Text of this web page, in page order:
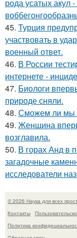
рода усатых акул
45. Турция
участвовать в
военный ответ.
46. В России
интернете -
47. Биологи
природе сняли.
48. Сможем ли мы
49. Женщина
возглавила.
50. В горах Анд в
загадочные
исследователи
© 2026 Наука для всех
Контакты
Политика